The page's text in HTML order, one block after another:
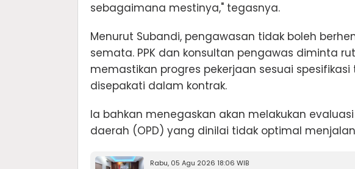
sebagaimana mestinya," tegasnya.
Menurut Subandi, pengawasan tidak boleh
semata. PPK dan konsultan pengawas diminta
memastikan progres pekerjaan sesuai
disepakati dalam kontrak.
Ia bahkan menegaskan akan melakukan
daerah (OPD) yang dinilai tidak optimal
Rabu, 05 Agu 2026 18:06 WIB